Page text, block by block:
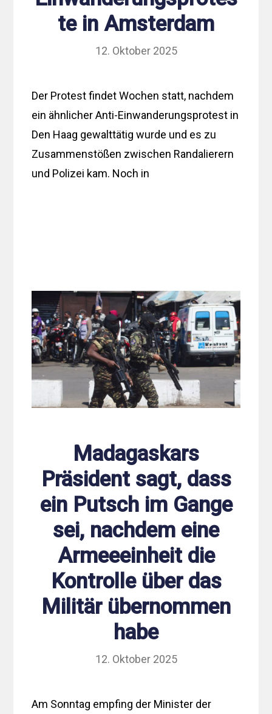
te in Amsterdam
12. Oktober 2025
Der Protest findet Wochen statt, nachdem
ein ähnlicher Anti-Einwanderungsprotest in
Den Haag gewalttätig wurde und es zu
Zusammenstößen zwischen Randalierern
und Polizei kam. Noch in
Madagaskars
Präsident sagt, dass
ein Putsch im Gange
sei, nachdem eine
Armeeeinheit die
Kontrolle über das
Militär übernommen
habe
12. Oktober 2025
Am Sonntag empfing der Minister der